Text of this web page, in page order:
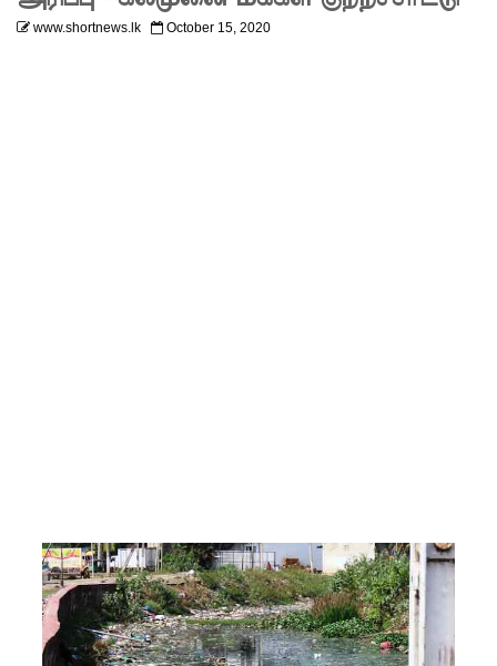
களில்
குவைத் –
கொழும்பு
ஸ்ரீலங்கன்
விமான
www.shortnews.lk October 15, 2020